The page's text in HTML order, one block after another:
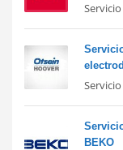
BEKO